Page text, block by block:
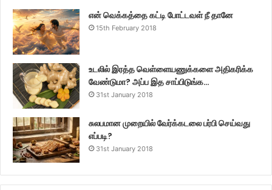
என் வெக்கத்தை கட்டி போட்டவள் நீ தானே
15th February 2018
உடலில் இரத்த வெள்ளையணுக்களை அதிகரிக்க
வேண்டுமா? அப்ப இத சாப்பிடுங்க…
31st January 2018
சுலபமான முறையில் வேர்க்கடலை பர்பி செய்வது
எப்படி?
31st January 2018